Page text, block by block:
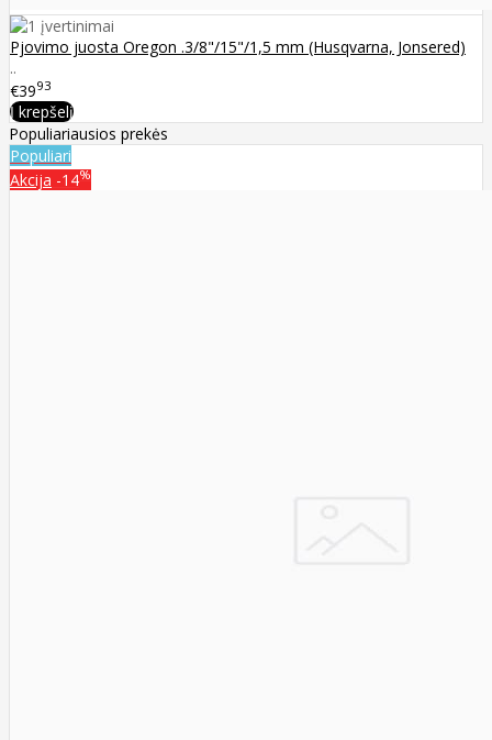
Pjovimo juosta Oregon .3/8"/15"/1,5 mm (Husqvarna, Jonsered)
..
€3993
Į krepšelį
Populiariausios prekės
Populiari
Akcija -14%